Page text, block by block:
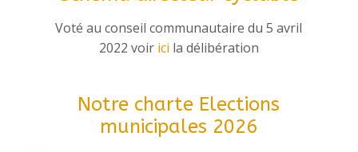
Voté au conseil communautaire du 5 avril
2022 voir ici la délibération
Notre charte Elections
municipales 2026